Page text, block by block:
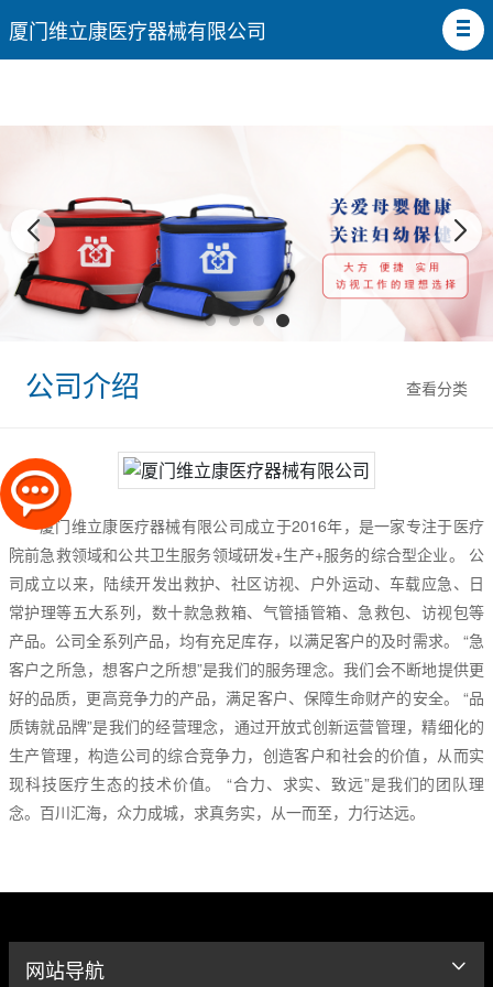
厦门维立康医疗器械有限公司
查看分类
公司介绍
厦门维立康医疗器械有限公司成立于2016年，是一家专注于医疗
院前急救领域和公共卫生服务领域研发+生产+服务的综合型企业。 公
司成立以来，陆续开发出救护、社区访视、户外运动、车载应急、日
常护理等五大系列，数十款急救箱、气管插管箱、急救包、访视包等
产品。公司全系列产品，均有充足库存，以满足客户的及时需求。 “急
客户之所急，想客户之所想”是我们的服务理念。我们会不断地提供更
好的品质，更高竞争力的产品，满足客户、保障生命财产的安全。 “品
质铸就品牌”是我们的经营理念，通过开放式创新运营管理，精细化的
生产管理，构造公司的综合竞争力，创造客户和社会的价值，从而实
现科技医疗生态的技术价值。 “合力、求实、致远”是我们的团队理
念。百川汇海，众力成城，求真务实，从一而至，力行达远。
网站导航